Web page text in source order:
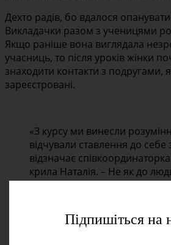
Дехто радів, бо вдалося
Викладачки разом з ученицями
Якщо раніше вона виглядала
учасниць, то після уроків жінки
знаходити контакти з подругами,
зареєстровані.
«З курсу ми винесли
відчували ставлення до себе
відзначає
крила Наталія. – Не як до
тягарем для когось; а як до
рівень».Підпишіться на